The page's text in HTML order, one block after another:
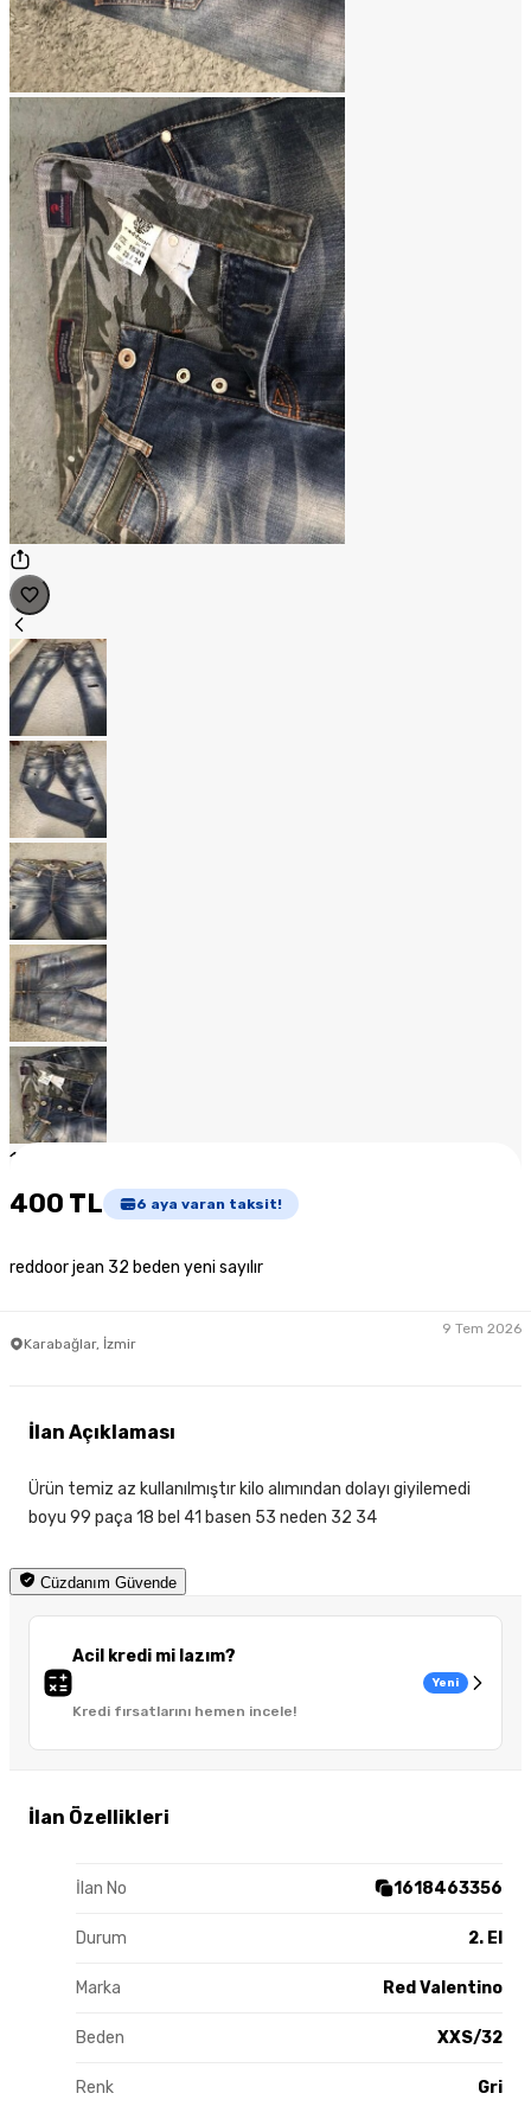
1
400 TL 6 aya varan taksit!
reddoor jean 32 beden yeni sayılır
Karabağlar, İzmir
9 Tem 2026
Cüzdanım Güvende
Acil kredi mi lazım?
Kredi fırsatlarını hemen incele!
Yeni
İlan Özellikleri
İlan No 1618463356
Durum 2. El
Marka Red Valentino
Beden XXS/32
Renk Gri
İlan Açıklaması
Ürün temiz az kullanılmıştır kilo alımından dolayı giyilemedi
boyu 99 paça 18 bel 41 basen 53 neden 32 34